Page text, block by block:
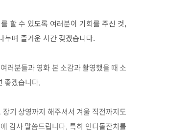
할 수 있도록 여러분이 기회를 주신 것,
누며 즐거운 시간 갖겠습니다.
러분들과 영화 본 소감과 촬영했을 때 소
좋겠습니다.
기 상영까지 해주셔서 겨울 직전까지도
감사 말씀드립니다. 특히 인디돌잔치를